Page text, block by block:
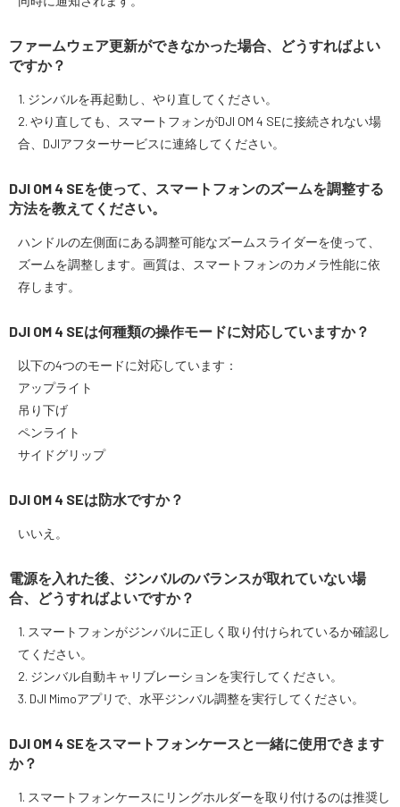
ファームウェア更新ができなかった場合、どうすればよい
ですか？
1. ジンバルを再起動し、やり直してください。
2. やり直しても、スマートフォンがDJI OM 4 SEに接続されない場
合、DJIアフターサービスに連絡してください。
DJI OM 4 SEを使って、スマートフォンのズームを調整する
方法を教えてください。
ハンドルの左側面にある調整可能なズームスライダーを使って、
ズームを調整します。画質は、スマートフォンのカメラ性能に依
存します。
DJI OM 4 SEは何種類の操作モードに対応していますか？
以下の4つのモードに対応しています：
アップライト
吊り下げ
ペンライト
サイドグリップ
DJI OM 4 SEは防水ですか？
いいえ。
電源を入れた後、ジンバルのバランスが取れていない場
合、どうすればよいですか？
1. スマートフォンがジンバルに正しく取り付けられているか確認し
てください。
2. ジンバル自動キャリブレーションを実行してください。
3. DJI Mimoアプリで、水平ジンバル調整を実行してください。
DJI OM 4 SEをスマートフォンケースと一緒に使用できます
か？
1. スマートフォンケースにリングホルダーを取り付けるのは推奨し